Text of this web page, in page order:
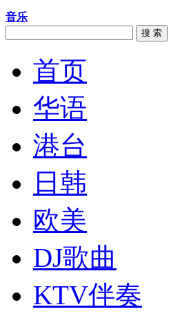
音乐
搜 索
首页
华语
港台
日韩
欧美
DJ歌曲
KTV伴奏